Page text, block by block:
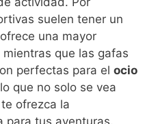
suelen tener un
una mayor
que las gafas
perfectas para el ocio
que no solo se vea
ofrezca la
para tus aventuras.